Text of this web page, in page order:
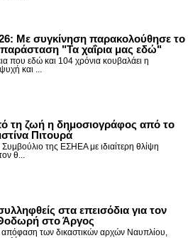
Με συγκίνηση παρακολούθησε το
παράσταση "Τα χαΐρια μας εδώ"
που εδώ και 104 χρόνια κουβαλάει η
και ...
τη ζωή η δημοσιογράφος από το
Πιτουρά
Συμβούλιο της ΕΣΗΕΑ με ιδιαίτερη θλίψη
θ...
στα επεισόδια για τον
στο Άργος
των δικαστικών αρχών Ναυπλίου,